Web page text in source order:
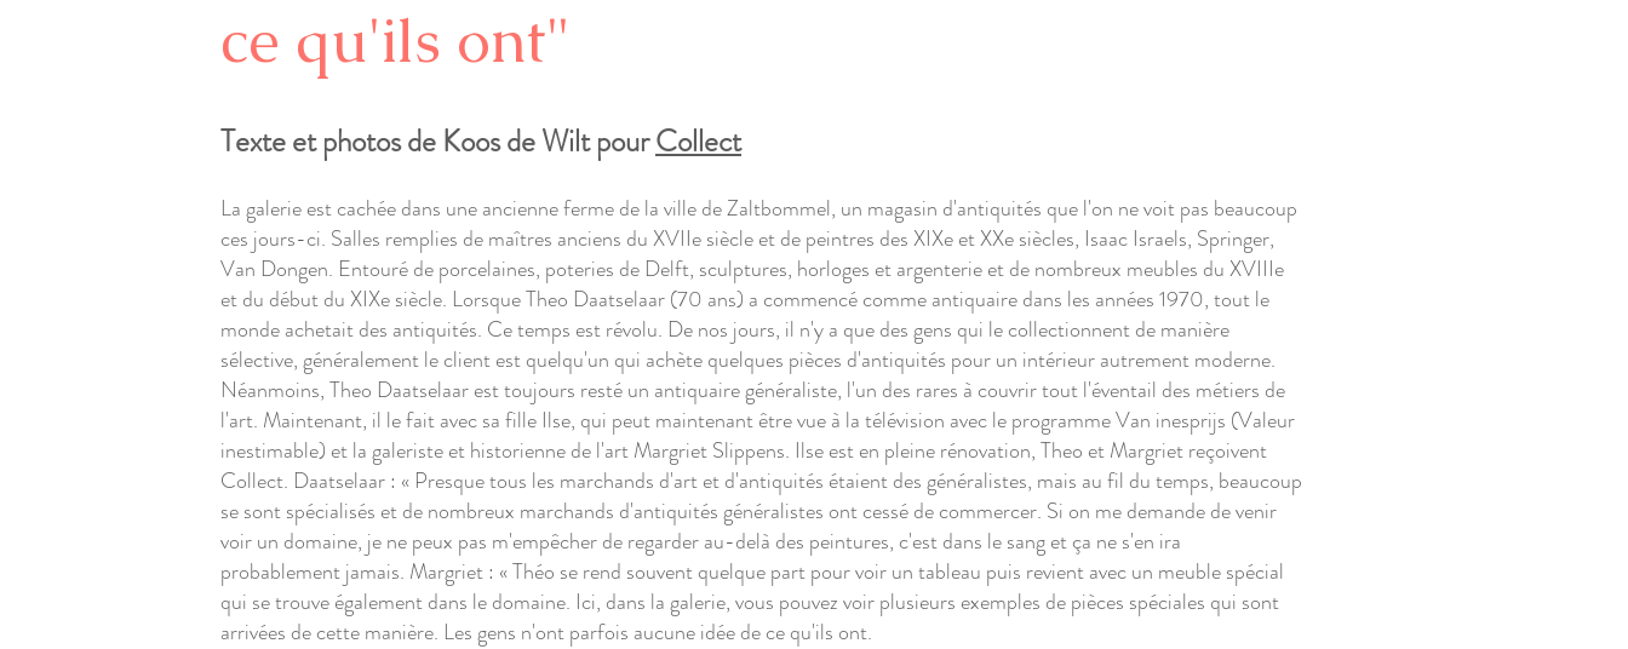
ce qu'ils ont"
Texte et photos de Koos de Wilt pourCollect
La galerie est cachée dans une ancienne ferme de la ville de Zaltbommel, un magasin d'antiquités que l'on ne voit pas beaucoup
ces jours-ci. Salles remplies de maîtres anciens du XVIIe siècle et de peintres des XIXe et XXe siècles, Isaac Israels, Springer,
Van Dongen. Entouré de porcelaines, poteries de Delft, sculptures, horloges et argenterie et de nombreux meubles du XVIIIe
et du début du XIXe siècle. Lorsque Theo Daatselaar (70 ans) a commencé comme antiquaire dans les années 1970, tout le
monde achetait des antiquités. Ce temps est révolu. De nos jours, il n'y a que des gens qui le collectionnent de manière
sélective, généralement le client est quelqu'un qui achète quelques pièces d'antiquités pour un intérieur autrement moderne.
Néanmoins, Theo Daatselaar est toujours resté un antiquaire généraliste, l'un des rares à couvrir tout l'éventail des métiers de
l'art. Maintenant, il le fait avec sa fille Ilse, qui peut maintenant être vue à la télévision avec le programme Van inesprijs (Valeur
inestimable) et la galeriste et historienne de l'art Margriet Slippens. Ilse est en pleine rénovation, Theo et Margriet reçoivent
Collect. Daatselaar : « Presque tous les marchands d'art et d'antiquités étaient des généralistes, mais au fil du temps, beaucoup
se sont spécialisés et de nombreux marchands d'antiquités généralistes ont cessé de commercer. Si on me demande de venir
voir un domaine, je ne peux pas m'empêcher de regarder au-delà des peintures, c'est dans le sang et ça ne s'en ira
probablement jamais. Margriet : « Théo se rend souvent quelque part pour voir un tableau puis revient avec un meuble spécial
qui se trouve également dans le domaine. Ici, dans la galerie, vous pouvez voir plusieurs exemples de pièces spéciales qui sont
arrivées de cette manière. Les gens n'ont parfois aucune idée de ce qu'ils ont.